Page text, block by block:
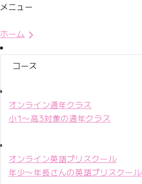
メニュー
ホーム
コース
オンライン通年クラス
小1〜高3対象の通年クラス
オンライン英語プリスクール
年少〜年長さんの英語プリスクール